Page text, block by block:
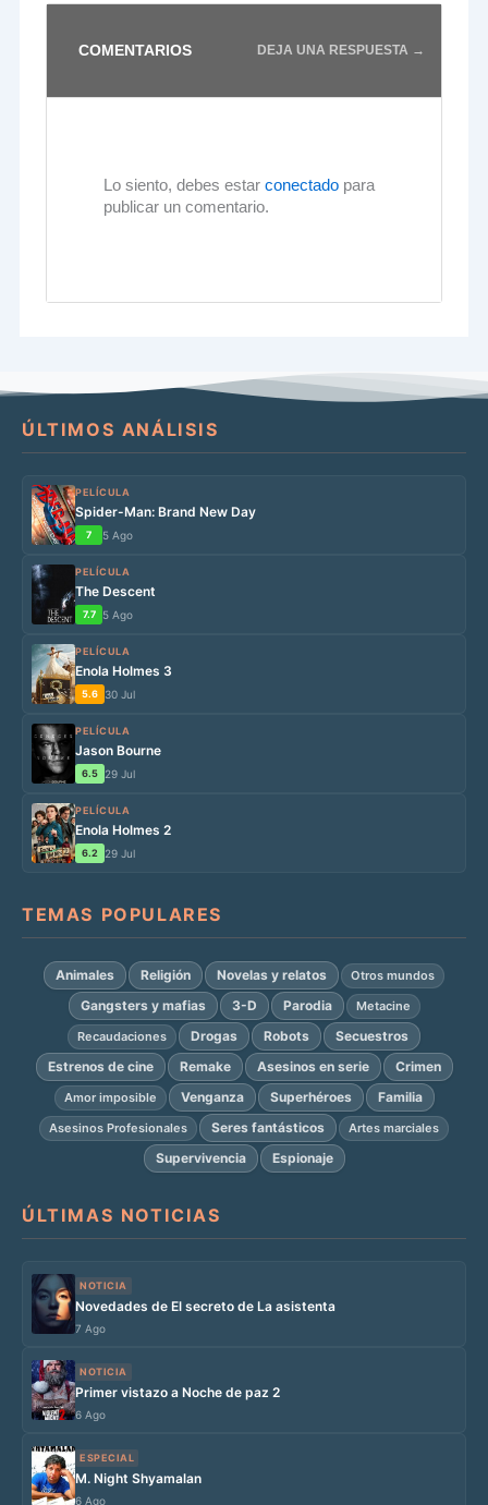
COMENTARIOS DEJA UNA RESPUESTA →
Lo siento, debes estar conectadopara
publicar un comentario.
ÚLTIMOS ANÁLISIS
PELÍCULA
Spider-Man: Brand New Day
7 5 Ago
PELÍCULA
The Descent
7.7 5 Ago
PELÍCULA
Enola Holmes 3
5.6 30 Jul
PELÍCULA
Jason Bourne
6.5 29 Jul
PELÍCULA
Enola Holmes 2
6.2 29 Jul
TEMAS POPULARES
Animales Religión Novelas y relatos Otros mundos
Gangsters y mafias 3-D Parodia
Metacine
Recaudaciones
Drogas Robots
Secuestros
Estrenos de cine
Remake Asesinos en serie Crimen
Amor imposible Venganza Superhéroes Familia
Asesinos Profesionales Seres fantásticos Artes marciales
Supervivencia Espionaje
ÚLTIMAS NOTICIAS
NOTICIA
Novedades de El secreto de La asistenta
7 Ago
NOTICIA
Primer vistazo a Noche de paz 2
6 Ago
ESPECIAL
M. Night Shyamalan
6 Ago